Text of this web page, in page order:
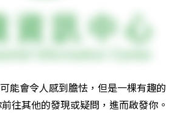
能會令人感到膽怯，但是一棵有趣的
往其他的發現或疑問，進而啟發你。